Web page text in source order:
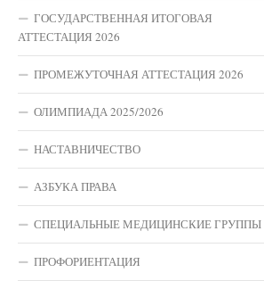
ГОСУДАРСТВЕННАЯ ИТОГОВАЯ
АТТЕСТАЦИЯ 2026
ПРОМЕЖУТОЧНАЯ АТТЕСТАЦИЯ 2026
ОЛИМПИАДА 2025/2026
НАСТАВНИЧЕСТВО
АЗБУКА ПРАВА
СПЕЦИАЛЬНЫЕ МЕДИЦИНСКИЕ ГРУППЫ
ПРОФОРИЕНТАЦИЯ